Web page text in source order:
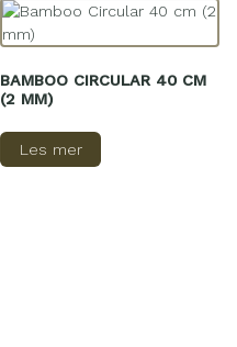
BAMBOO CIRCULAR 40 CM
(2 MM)
Les mer